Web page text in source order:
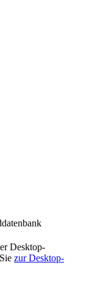
Desktop-
zur Desktop-